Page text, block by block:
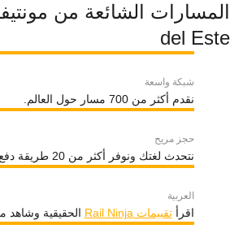
del Este
شبكة واسعة
نقدم أكثر من 700 مسار حول العالم.
حجز مريح
نتحدث لغتك ونوفر أكثر من 20 طريقة دفع.
العربية
اقرأتقييمات Rail Ninja الحقيقية وشاهد